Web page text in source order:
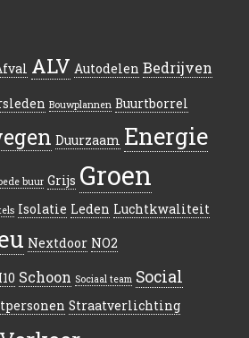
ALV Autodelen Bedrijven
Bouwplannen Buurtborrel
Duurzaam Energie
buur Grijs Groen
Isolatie Leden Luchtkwaliteit
Nextdoor NO2
Schoon Sociaal team Social
Straatverlichting